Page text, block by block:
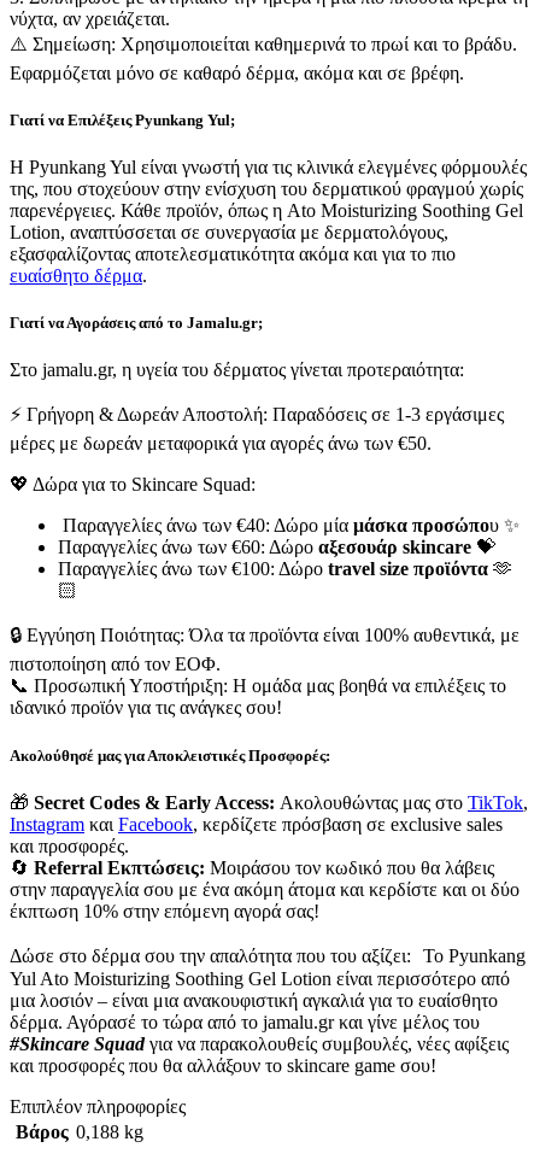
νύχτα, αν χρειάζεται.
⚠️ Σημείωση: Χρησιμοποιείται καθημερινά το πρωί και το βράδυ.
Εφαρμόζεται μόνο σε καθαρό δέρμα, ακόμα και σε βρέφη.
Γιατί να Επιλέξεις Pyunkang Yul;
Η Pyunkang Yul είναι γνωστή για τις κλινικά ελεγμένες φόρμουλές
της, που στοχεύουν στην ενίσχυση του δερματικού φραγμού χωρίς
παρενέργειες. Κάθε προϊόν, όπως η Ato Moisturizing Soothing Gel
Lotion, αναπτύσσεται σε συνεργασία με δερματολόγους,
εξασφαλίζοντας αποτελεσματικότητα ακόμα και για το πιο
ευαίσθητο δέρμα.
Γιατί να Αγοράσεις από το Jamalu.gr;
Στο jamalu.gr, η υγεία του δέρματος γίνεται προτεραιότητα:
⚡ Γρήγορη & Δωρεάν Αποστολή: Παραδόσεις σε 1-3 εργάσιμες
μέρες με δωρεάν μεταφορικά για αγορές άνω των €50.
💖 Δώρα για το Skincare Squad:
Παραγγελίες άνω των €40: Δώρο μία μάσκα προσώπου ✨
Παραγγελίες άνω των €60: Δώρο αξεσουάρ skincare 💝
Παραγγελίες άνω των €100: Δώρο travel size προϊόντα 🫶
🏻
🔒 Εγγύηση Ποιότητας: Όλα τα προϊόντα είναι 100% αυθεντικά, με
πιστοποίηση από τον ΕΟΦ.
📞 Προσωπική Υποστήριξη: Η ομάδα μας βοηθά να επιλέξεις το
ιδανικό προϊόν για τις ανάγκες σου!
Ακολούθησέ μας για Αποκλειστικές Προσφορές:
🎁 Secret Codes & Early Access: Ακολουθώντας μας στο TikTok,
Instagram και Facebook, κερδίζετε πρόσβαση σε exclusive sales
και προσφορές.
🔄 Referral Εκπτώσεις: Μοιράσου τον κωδικό που θα λάβεις
στην παραγγελία σου με ένα ακόμη άτομα και κερδίστε και οι δύο
έκπτωση 10% στην επόμενη αγορά σας!
Δώσε στο δέρμα σου την απαλότητα που του αξίζει: Το Pyunkang
Yul Ato Moisturizing Soothing Gel Lotion είναι περισσότερο από
μια λοσιόν – είναι μια ανακουφιστική αγκαλιά για το ευαίσθητο
δέρμα. Αγόρασέ το τώρα από το jamalu.gr και γίνε μέλος του
#Skincare Squadγια να παρακολουθείς συμβουλές, νέες αφίξεις
και προσφορές που θα αλλάξουν το skincare game σου!
Επιπλέον πληροφορίες
Βάρος 0,188 kg